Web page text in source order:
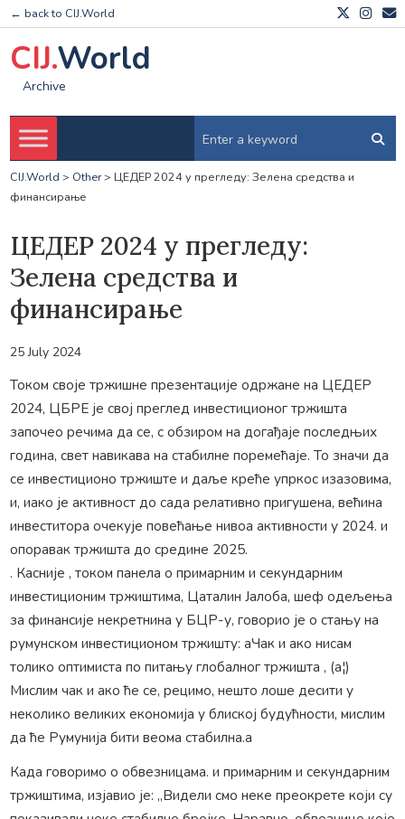
← back to CIJ.World
CIJ.World
Archive
CIJ.World > Other> ЦЕДЕР 2024 у прегледу: Зелена средства и
финансирање
ЦЕДЕР 2024 у прегледу:
Зелена средства и
финансирање
25 July 2024
Током своје тржишне презентације одржане на ЦЕДЕР
2024, ЦБРЕ је свој преглед инвестиционог тржишта
започео речима да се, с обзиром на догађаје последњих
година, свет навикава на стабилне поремећаје. То значи да
се инвестиционо тржиште и даље креће упркос изазовима,
и, иако је активност до сада релативно пригушена, већина
инвеститора очекује повећање нивоа активности у 2024. и
опоравак тржишта до средине 2025.
. Касније , током панела о примарним и секундарним
инвестиционим тржиштима, Цаталин Јалоба, шеф одељења
за финансије некретнина у БЦР-у, говорио је о стању на
румунском инвестиционом тржишту: аЧак и ако нисам
толико оптимиста по питању глобалног тржишта , (а¦)
Мислим чак и ако ће се, рецимо, нешто лоше десити у
неколико великих економија у блиској будућности, мислим
да ће Румунија бити веома стабилна.а
Када говоримо о обвезницама. и примарним и секундарним
тржиштима, изјавио је: „Видели смо неке преокрете који су